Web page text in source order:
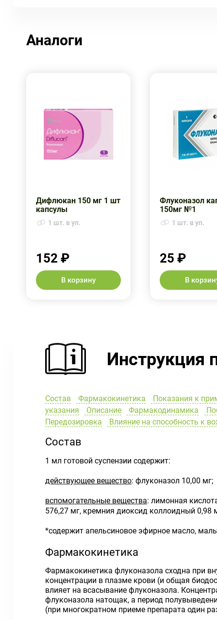
Аналоги
Дифлюкан 150 мг 1 шт
капсулы
1 шт. в уп.
152 ₽
В корзину
Флуконазол
150мг №1
1 шт. в уп.
25 ₽
В
Инструкция
Состав Фармакокинетика Показания к
указания
Описание Фармакодинамика
Передозировка
Влияние на способность к
Состав
1 мл готовой суспензии содержит:
действующее вещество: флуконазол 10,00 мг;
вспомогательные вещества: лимонная
576,27 мг, кремния диоксид коллоидный 0,98
*содержит апельсиновое эфирное масло,
Фармакокинетика
Фармакокинетика флуконазола сходна при
концентрации в плазме крови (и общая
влияет на всасывание флуконазола.
флуконазола натощак, а период
(при многократном приеме препарата один